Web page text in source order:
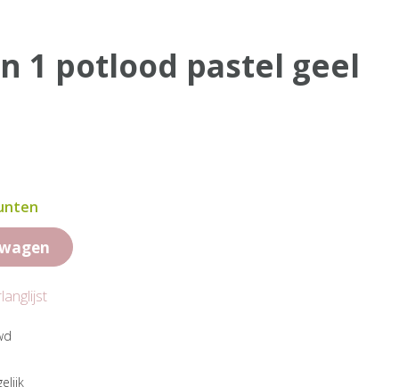
in 1 potlood pastel geel